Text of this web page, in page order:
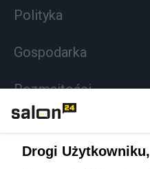
Polityka
Gospodarka
Rozmaitości
Sport
Drogi Użytkowniku,